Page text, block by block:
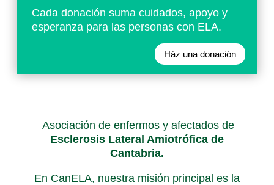
Cada donación suma cuidados, apoyo y
esperanza para las personas con ELA.
Ház una donación
Asociación de enfermos y afectados de
Esclerosis Lateral Amiotrófica de
Cantabria.
En CanELA, nuestra misión principal es la